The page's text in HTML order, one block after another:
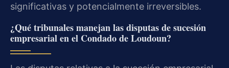
significativas y potencialmente irreversibles.
¿Qué tribunales manejan las disputas de sucesión
empresarial en el Condado de Loudoun?